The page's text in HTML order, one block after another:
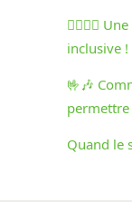
🏃‍♀️🏃‍♂️
inclusive !
🤟🎶
permettre
Quand le